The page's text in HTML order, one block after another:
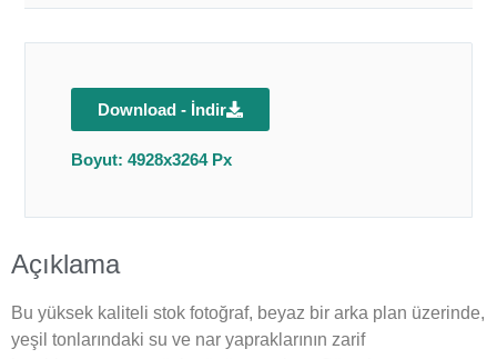
Download - İndir
Boyut: 4928x3264 Px
Açıklama
Bu yüksek kaliteli stok fotoğraf, beyaz bir arka plan üzerinde,
yeşil tonlarındaki su ve nar yapraklarının zarif